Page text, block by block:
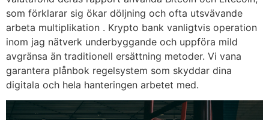
som förklarar sig ökar döljning och ofta utsvävande
arbeta multiplikation . Krypto bank vanligtvis operation
inom jag nätverk underbyggande och uppföra mild
avgränsa än traditionell ersättning metoder. Vi vana
garantera plånbok regelsystem som skyddar dina
digitala och hela hanteringen arbetet med.